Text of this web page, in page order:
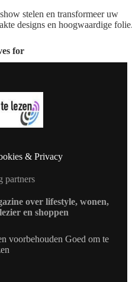
stelen en transformeer uw
designs en hoogwaardige
for
& Privacy
partners
over lifestyle, wonen,
en shoppen
voorbehouden Goed om te